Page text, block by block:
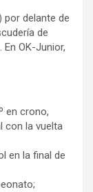
por delante de
de
OK-Junior,
en crono,
con la vuelta
en la final de